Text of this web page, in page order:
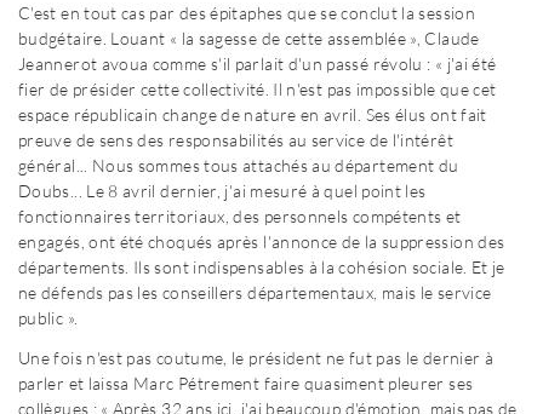
C'est en tout cas par des épitaphes que se conclut la session
budgétaire. Louant « la sagesse de cette assemblée », Claude
Jeannerot avoua comme s'il parlait d'un passé révolu : « j'ai été
fier de présider cette collectivité. Il n'est pas impossible que cet
espace républicain change de nature en avril. Ses élus ont fait
preuve de sens des responsabilités au service de l'intérêt
général... Nous sommes tous attachés au département du
Doubs... Le 8 avril dernier, j'ai mesuré à quel point les
fonctionnaires territoriaux, des personnels compétents et
engagés, ont été choqués après l'annonce de la suppression des
départements. Ils sont indispensables à la cohésion sociale. Et je
ne défends pas les conseillers départementaux, mais le service
public ».
Une fois n'est pas coutume, le président ne fut pas le dernier à
parler et laissa Marc Pétrement faire quasiment pleurer ses
collègues : « Après 32 ans ici, j'ai beaucoup d'émotion, mais pas de